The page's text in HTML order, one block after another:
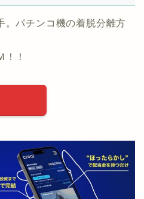
。パチンコ機の着脱分離方
！